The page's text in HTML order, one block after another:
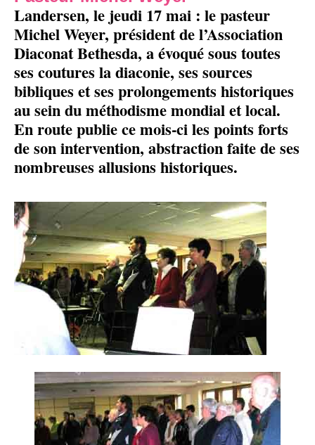
Landersen, le jeudi 17 mai : le pasteur
Michel Weyer, président de l’Association
Diaconat Bethesda, a évoqué sous toutes
ses coutures la diaconie, ses sources
bibliques et ses prolongements historiques
au sein du méthodisme mondial et local.
En route publie ce mois-ci les points forts
de son intervention, abstraction faite de ses
nombreuses allusions historiques.